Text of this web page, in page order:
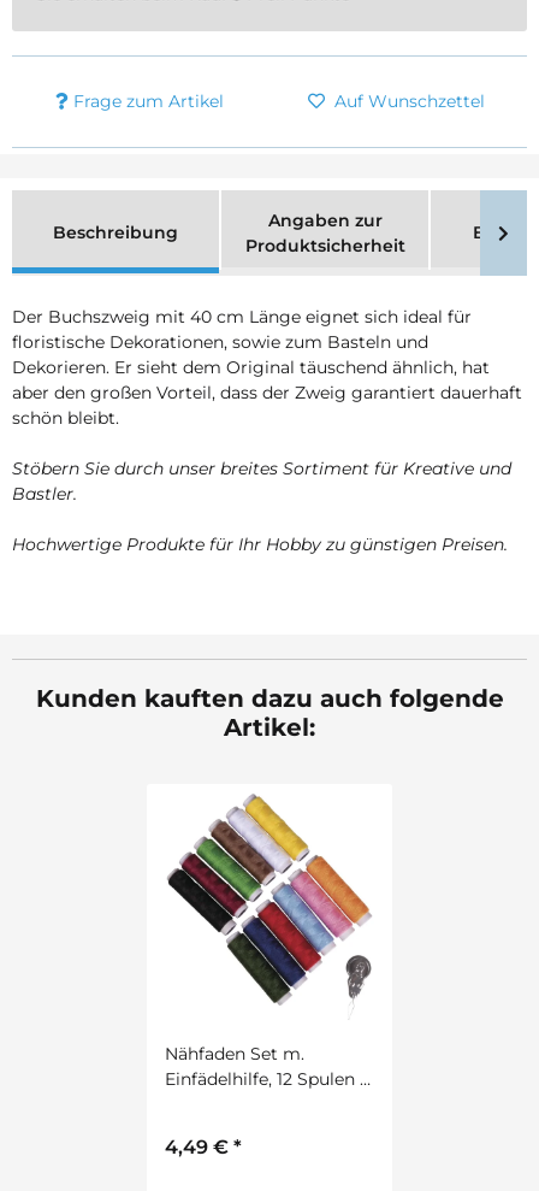
Frage zum Artikel Auf Wunschzettel
Beschreibung
Angaben zur
Produktsicherheit
Der Buchszweig mit 40 cm Länge eignet sich ideal für
floristische Dekorationen, sowie zum Basteln und
Dekorieren. Er sieht dem Original täuschend ähnlich, hat
aber den großen Vorteil, dass der Zweig garantiert dauerhaft
schön bleibt.
Stöbern Sie durch unser breites Sortiment für Kreative und
Bastler.
Hochwertige Produkte für Ihr Hobby zu günstigen Preisen.
Kunden kauften dazu auch folgende
Artikel:
Nähfaden Set m.
Einfädelhilfe, 12 Spulen à
4,49 € *